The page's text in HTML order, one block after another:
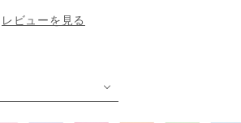
レビューを見る